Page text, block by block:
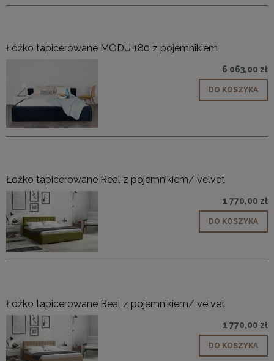
Łóżko tapicerowane MODU 180 z pojemnikiem
6 063,00 zł
DO KOSZYKA
Łóżko tapicerowane Real z pojemnikiem/ velvet
1 770,00 zł
DO KOSZYKA
Łóżko tapicerowane Real z pojemnikiem/ velvet
1 770,00 zł
DO KOSZYKA